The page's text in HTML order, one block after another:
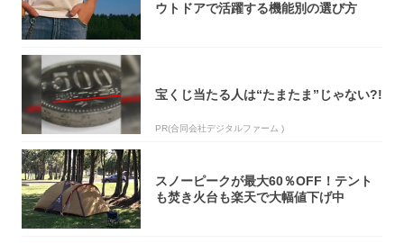
ウトドアで活躍する機能別の選び方
宝くじ当たる人は“たまたま”じゃない?!
PR(合同会社デジタルファーム )
スノーピークが最大60％OFF！テント
も焚き火台も楽天で大幅値下げ中